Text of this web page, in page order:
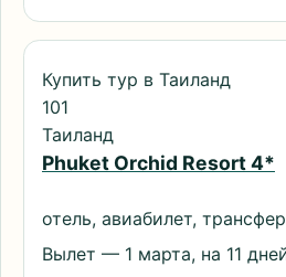
Купить тур в Таиланд
101
Таиланд
Phuket Orchid Resort 4*
отель, авиабилет,
Вылет — 1 марта, на 11